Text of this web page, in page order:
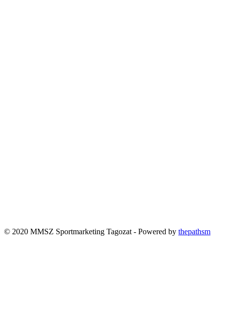
© 2020 MMSZ Sportmarketing Tagozat - Powered by thepathsm